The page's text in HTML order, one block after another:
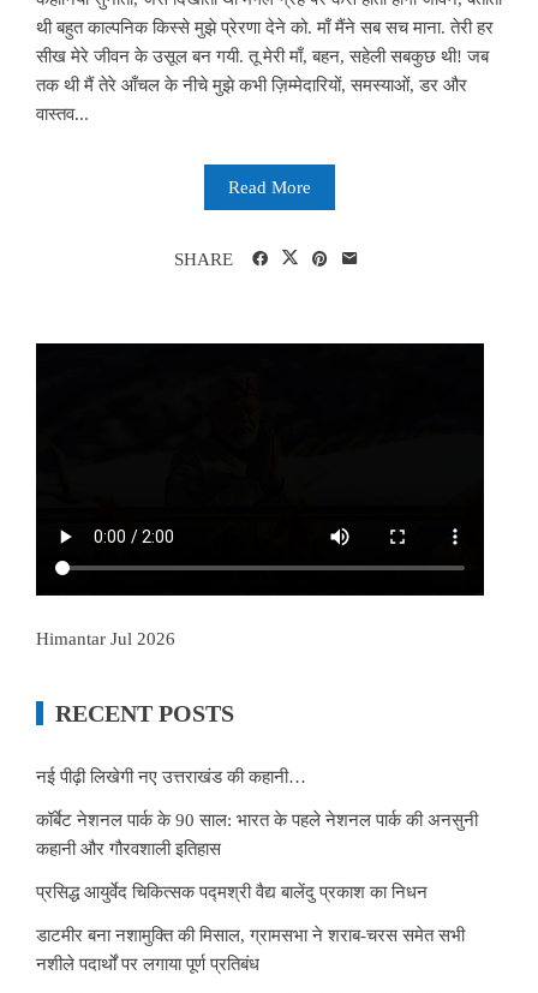
थी बहुत काल्पनिक किस्से मुझे प्रेरणा देने को. माँ मैंने सब सच माना. तेरी हर
सीख मेरे जीवन के उसूल बन गयी. तू मेरी माँ, बहन, सहेली सबकुछ थी! जब
तक थी मैं तेरे आँचल के नीचे मुझे कभी ज़िम्मेदारियों, समस्याओं, डर और
वास्तव...
Read More
SHARE
Himantar Jul 2026
RECENT POSTS
नई पीढ़ी लिखेगी नए उत्तराखंड की कहानी…
कॉर्बेट नेशनल पार्क के 90 साल: भारत के पहले नेशनल पार्क की अनसुनी
कहानी और गौरवशाली इतिहास
प्रसिद्ध आयुर्वेद चिकित्सक पद्मश्री वैद्य बालेंदु प्रकाश का निधन
डाटमीर बना नशामुक्ति की मिसाल, ग्रामसभा ने शराब-चरस समेत सभी
नशीले पदार्थों पर लगाया पूर्ण प्रतिबंध